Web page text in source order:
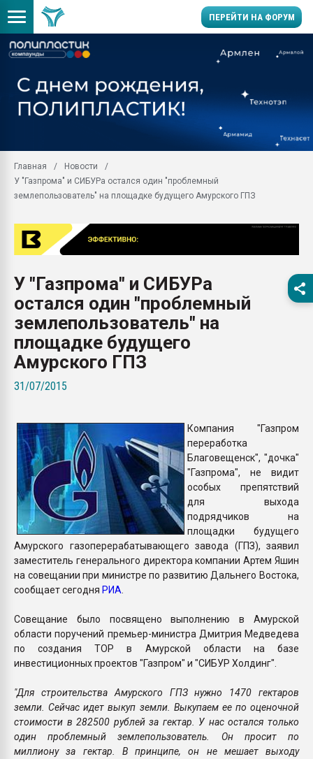
ПЕРЕЙТИ НА ФОРУМ
Вакуум-формовочные
28.07.2026
28.07.2026
Всё, что касается
вакуумного
Продам отходы
поликарбоната и АБС-
Armaloy PC/ABS-1IM
Главная
Новости
У "Газпрома" и СИБУРа остался один "проблемный
землепользователь" на площадке будущего Амурского ГПЗ
У "Газпрома" и СИБУРа
остался один "проблемный
землепользователь" на
площадке будущего
Амурского ГПЗ
31/07/2015
Компания "Газпром
переработка
Благовещенск", "дочка"
"Газпрома", не видит
особых препятствий
для выхода
подрядчиков на
площадки будущего
Амурского газоперерабатывающего завода (ГПЗ), заявил
заместитель генерального директора компании Артем Яшин
на совещании при министре по развитию Дальнего Востока,
сообщает сегодня РИА
Совещание было посвящено выполнению в Амурской
области поручений премьер-министра Дмитрия Медведева
по создания ТОР в Амурской области на базе
инвестиционных проектов "Газпром" и "СИБУР Холдинг".
"Для строительства Амурского ГПЗ нужно 1470 гектаров
земли. Сейчас идет выкуп земли. Выкупаем ее по оценочной
стоимости в 282500 рублей за гектар. У нас остался только
один проблемный землепользователь. Он просит по
миллиону за гектар. В принципе, он не мешает выходу